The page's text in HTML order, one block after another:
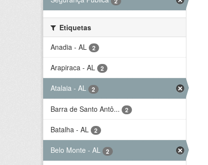
Etiquetas
Anadia - AL
2
Arapiraca - AL 2
Atalaia - AL 2
Barra de Santo Antô... 2
Batalha - AL 2
Belo Monte - AL 2